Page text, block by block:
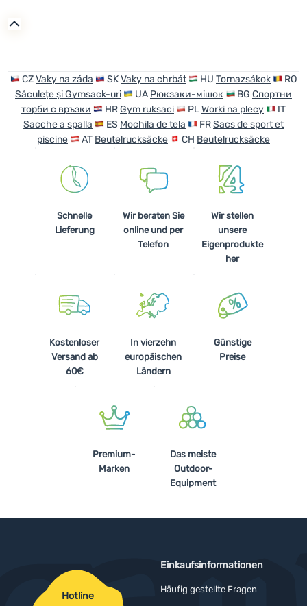
CZVaky na záda SKVaky na chrbát HU Tornazsákok
RO
Săculețe și Gymsack-uri
UA Рюкзаки-мішок BG Спортни
торби с връзки
HRGym ruksaci PLWorki na plecy
IT
Sacche a spalla
ES Mochila de tela FRSacs de sport et
piscine
AT Beutelrucksäcke CH Beutelrucksäcke
Schnelle
Lieferung
Wir beraten Sie
online und per
Telefon
Wir stellen
unsere
Eigenprodukte
her
Kostenloser
Versand ab
60€
In vierzehn
europäischen
Ländern
Günstige
Preise
Premium-
Marken
Das meiste
Outdoor-
Equipment
Einkaufsinformationen
Häufig gestellte Fragen
Hotline